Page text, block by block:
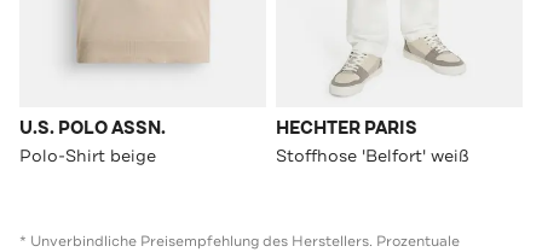
U.S. POLO ASSN.
Polo-Shirt beige
HECHTER PARIS
Stoffhose 'Belfort' weiß
* Unverbindliche Preisempfehlung des Herstellers. Prozentuale